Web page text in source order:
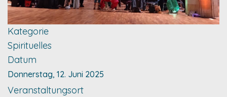
Kategorie
Spirituelles
Datum
Donnerstag, 12. Juni 2025
Veranstaltungsort